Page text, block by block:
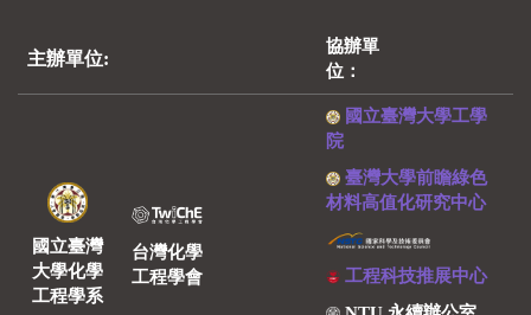
主辦單位:
協辦單
位：
國立臺灣
大學化學
工程學系
台灣化學
工程學會
國立臺灣大學工學
院
臺灣大學前瞻綠色
材料高值化研究中心
工程科技推展中心